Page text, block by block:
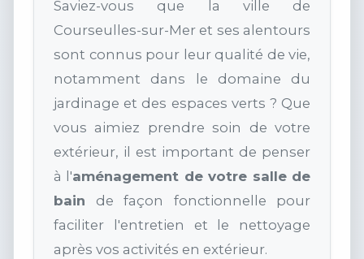
Saviez-vous que la ville de
Courseulles-sur-Mer et ses alentours
sont connus pour leur qualité de vie,
notamment dans le domaine du
jardinage et des espaces verts ? Que
vous aimiez prendre soin de votre
extérieur, il est important de penser
à l'aménagement de votre salle de
bain de façon fonctionnelle pour
faciliter l'entretien et le nettoyage
après vos activités en extérieur.